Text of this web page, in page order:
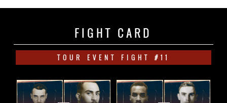
FIGHT CARD
TOUR EVENT FIGHT #11